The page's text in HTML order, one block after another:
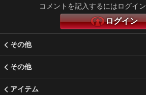
コメントを記入するにはログイン
ログイン
その他
その他
アイテム